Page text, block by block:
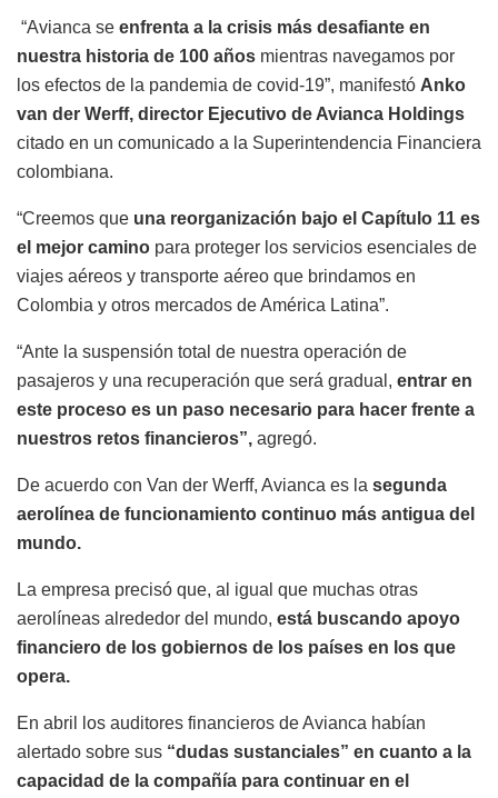
“Avianca se enfrenta a la crisis más desafiante en
nuestra historia de 100 años mientras navegamos por
los efectos de la pandemia de covid-19”, manifestó Anko
van der Werff, director Ejecutivo de Avianca Holdings
citado en un comunicado a la Superintendencia Financiera
colombiana.
“Creemos que una reorganización bajo el Capítulo 11 es
el mejor camino para proteger los servicios esenciales de
viajes aéreos y transporte aéreo que brindamos en
Colombia y otros mercados de América Latina”.
“Ante la suspensión total de nuestra operación de
pasajeros y una recuperación que será gradual, entrar en
este proceso es un paso necesario para hacer frente a
nuestros retos financieros”, agregó.
De acuerdo con Van der Werff, Avianca es la segunda
aerolínea de funcionamiento continuo más antigua del
mundo.
La empresa precisó que, al igual que muchas otras
aerolíneas alrededor del mundo, está buscando apoyo
financiero de los gobiernos de los países en los que
opera.
En abril los auditores financieros de Avianca habían
alertado sobre sus “dudas sustanciales” en cuanto a la
capacidad de la compañía para continuar en el